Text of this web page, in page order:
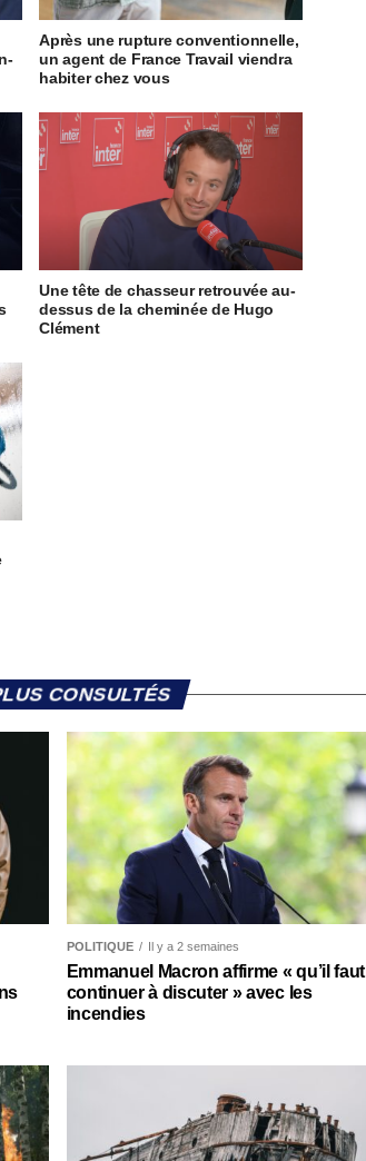
Après une rupture conventionnelle,
un agent de France Travail viendra
habiter chez vous
Une tête de chasseur retrouvée au-
dessus de la cheminée de Hugo
Clément
CONSULTÉS
POLITIQUE Il y a 2 semaines
Emmanuel Macron affirme « qu’il faut
continuer à discuter » avec les
incendies